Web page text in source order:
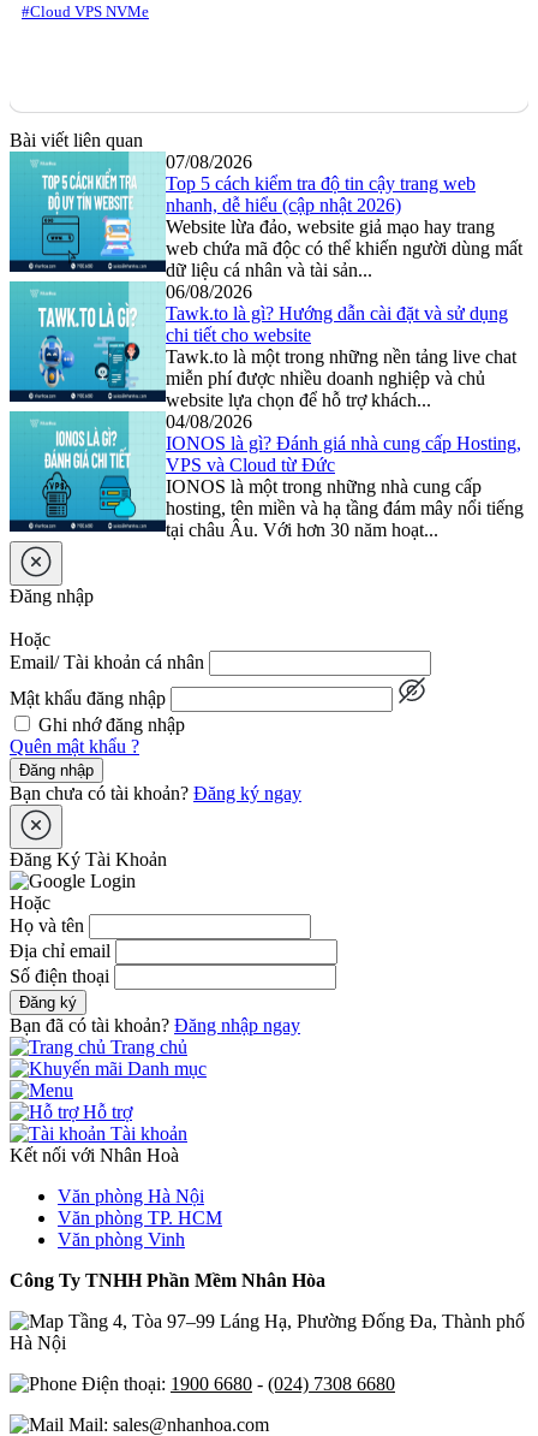
#Cloud VPS NVMe
Bài viết liên quan
07/08/2026
Top 5 cách kiểm tra độ tin cậy trang web
nhanh, dễ hiểu (cập nhật 2026)
Website lừa đảo, website giả mạo hay trang
web chứa mã độc có thể khiến người dùng mất
dữ liệu cá nhân và tài sản...
06/08/2026
Tawk.to là gì? Hướng dẫn cài đặt và sử dụng
chi tiết cho website
Tawk.to là một trong những nền tảng live chat
miễn phí được nhiều doanh nghiệp và chủ
website lựa chọn để hỗ trợ khách...
04/08/2026
IONOS là gì? Đánh giá nhà cung cấp Hosting,
VPS và Cloud từ Đức
IONOS là một trong những nhà cung cấp
hosting, tên miền và hạ tầng đám mây nổi tiếng
tại châu Âu. Với hơn 30 năm hoạt...
Đăng nhập
Hoặc
Email/ Tài khoản cá nhân
Mật khẩu đăng nhập
Ghi nhớ đăng nhập
Quên mật khẩu ?
Đăng nhập
Bạn chưa có tài khoản? Đăng ký ngay
Đăng Ký Tài Khoản
Hoặc
Họ và tên
Địa chỉ email
Số điện thoại
Đăng ký
Bạn đã có tài khoản? Đăng nhập ngay
Trang chủ
Danh mục
Hỗ trợ
Tài khoản
Kết nối với Nhân Hoà
Văn phòng Hà Nội
Văn phòng TP. HCM
Văn phòng Vinh
Công Ty TNHH Phần Mềm Nhân Hòa
Tầng 4, Tòa 97–99 Láng Hạ, Phường Đống Đa, Thành phố
Hà Nội
Điện thoại: 1900 6680 - (024) 7308 6680
Mail: sales@nhanhoa.com